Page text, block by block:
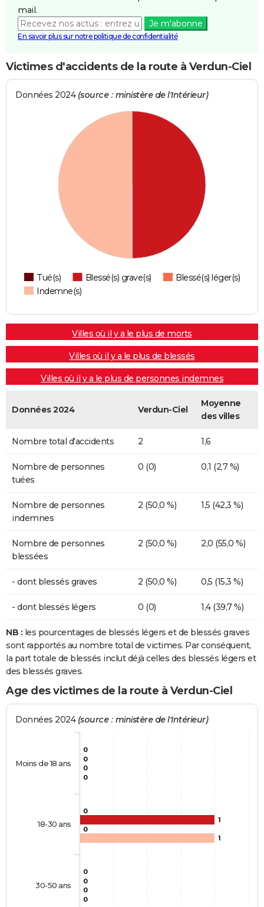
mail.
Je m'abonne
En savoir plus sur notre politique de confidentialité
Victimes d'accidents de la route à Verdun-Ciel
Données 2024 (source : ministère de l'Intérieur)
Tué(s) Blessé(s) grave(s)
Blessé(s) léger(s)
Indemne(s)
Villes où il y a le plus de morts
Villes où il y a le plus de blessés
Villes où il y a le plus de personnes indemnes
Données 2024 Verdun-Ciel
Moyenne
des villes
Nombre total d'accidents 2 1,6
Nombre de personnes
tuées
0 (0) 0,1 (2,7 %)
Nombre de personnes
indemnes
2 (50,0 %) 1,5 (42,3 %)
Nombre de personnes
blessées
2 (50,0 %) 2,0 (55,0 %)
- dont blessés graves 2 (50,0 %) 0,5 (15,3 %)
- dont blessés légers 0 (0) 1,4 (39,7 %)
NB : les pourcentages de blessés légers et de blessés graves
sont rapportés au nombre total de victimes. Par conséquent,
la part totale de blessés inclut déjà celles des blessés légers et
des blessés graves.
Age des victimes de la route à Verdun-Ciel
Données 2024 (source : ministère de l'Intérieur)
0
0
0
0
1
0
0
0
0
0
1
0
Moins de 18 ans
18-30 ans
30-50 ans